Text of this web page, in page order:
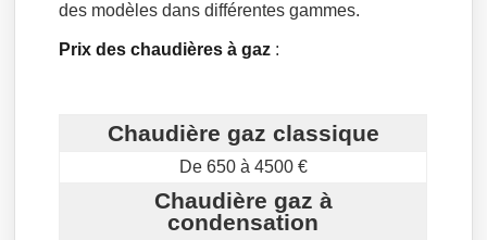
des modèles dans différentes gammes.
Prix des chaudières à gaz :
Chaudière gaz classique
De 650 à 4500 €
Chaudière gaz à
condensation